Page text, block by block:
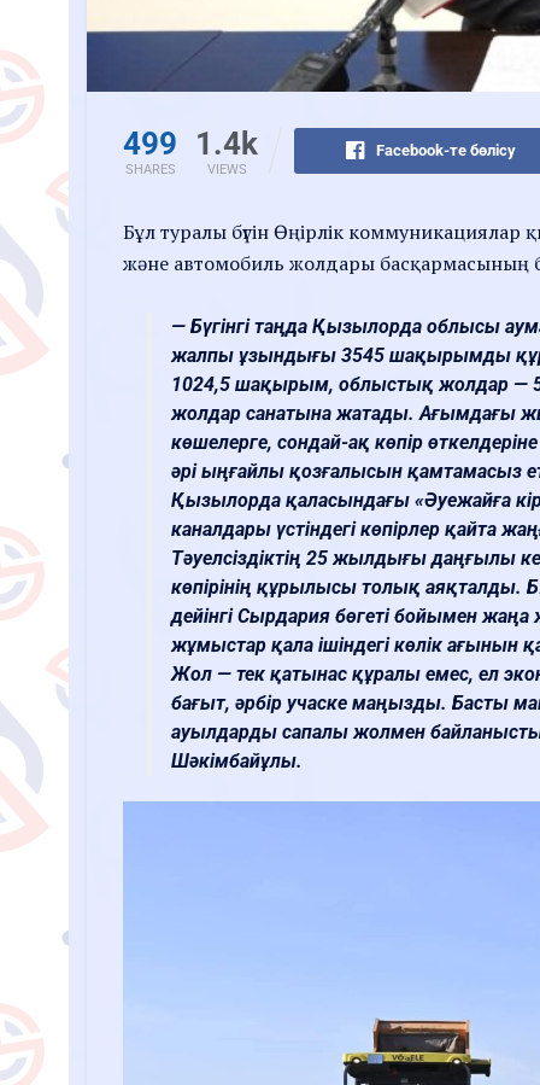
499
SHARES
1.4k
VIEWS
Facebook-те бөлісу
Бұл туралы бүгін Өңірлік
және автомобиль жолдары басқармасының
— Бүгінгі таңда Қызылорда облысы
жалпы ұзындығы 3545 шақырымды
1024,5 шақырым, облыстық жолдар
жолдар санатына жатады. Ағымдағы
көшелерге, сондай-ақ көпір
әрі ыңғайлы қозғалысын қамтамасыз
Қызылорда қаласындағы «Әуежайға
каналдары үстіндегі көпірлер қайта
Тәуелсіздіктің 25 жылдығы даңғылы
көпірінің құрылысы толық аяқталды.
дейінгі Сырдария бөгеті бойымен
жұмыстар қала ішіндегі көлік ағынын
Жол — тек қатынас құралы емес, ел
бағыт, әрбір учаске маңызды. Басты
ауылдарды сапалы жолмен
Шәкімбайұлы.